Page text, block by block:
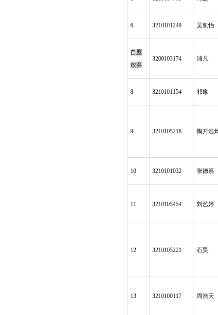
6 3210101249 吴凯怡
自愿
放弃
3200103174 浦凡
8 3210101154 祁豫
9 3210105218 陶开浩
10 3210101032 张德嘉
11 3210105454 刘艺婷
12 3210105221 石昊
13 3210100117 周浩天